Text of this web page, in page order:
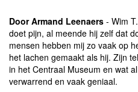
Door Armand Leenaers - Wim
doet pijn, al meende hij zelf dat
mensen hebben mij zo vaak op
het lachen gemaakt als hij. Zijn
in het Centraal Museum en wat
verwarrend en vaak geniaal.